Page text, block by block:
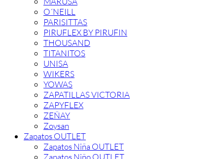
O´NEILL
PARISITTAS
PIRUFLEX BY PIRUFIN
THOUSAND
TITANITOS
UNISA
WIKERS
YOWAS
ZAPATILLAS VICTORIA
ZAPYFLEX
ZEÑAY
Zoysan
Zapatos OUTLET
Zapatos Niña OUTLET
Zapatos Niño OUTLET